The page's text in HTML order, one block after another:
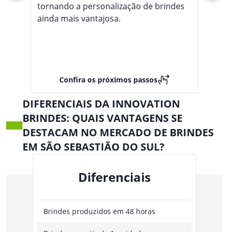
tornando a personalização de brindes
ainda mais vantajosa.
Confira os próximos passos
DIFERENCIAIS DA INNOVATION
BRINDES: QUAIS VANTAGENS SE
DESTACAM NO MERCADO DE BRINDES
EM SÃO SEBASTIÃO DO SUL?
Diferenciais
Brindes produzidos em 48 horas